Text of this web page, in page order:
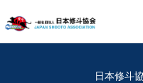
日本修斗